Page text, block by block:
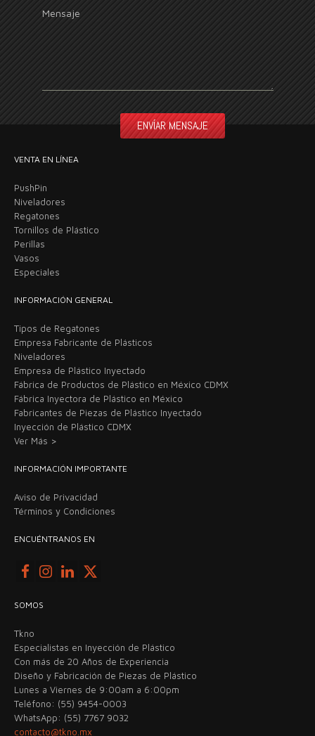
Mensaje
VENTA EN LÍNEA
PushPin
Niveladores
Regatones
Tornillos de Plástico
Perillas
Vasos
Especiales
INFORMACIÓN GENERAL
Tipos de Regatones
Empresa Fabricante de Plásticos
Niveladores
Empresa de Plástico Inyectado
Fábrica de Productos de Plástico en México CDMX
Fábrica Inyectora de Plástico en México
Fabricantes de Piezas de Plástico Inyectado
Inyección de Plástico CDMX
Ver Más >
INFORMACIÓN IMPORTANTE
Aviso de Privacidad
Términos y Condiciones
ENCUÉNTRANOS EN
SOMOS
Tkno
Especialistas en Inyección de Plástico
Con más de 20 Años de Experiencia
Diseño y Fabricación de Piezas de Plástico
Lunes a Viernes de 9:00am a 6:00pm
Teléfono: (55) 9454-0003
WhatsApp: (55) 7767 9032
contacto@tkno.mx